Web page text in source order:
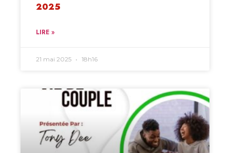
2025
LIRE »
21 mai 2025 18h16